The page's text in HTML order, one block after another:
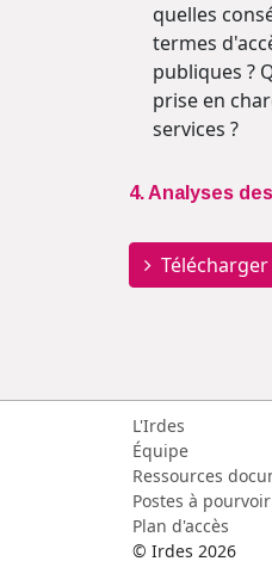
quelles
termes
publiques ?
prise en
services ?
4. Analyses
L'Irdes
Équipe
Ressources
Postes à pourvoir
Plan d'accès
© Irdes 2026